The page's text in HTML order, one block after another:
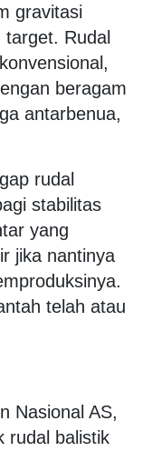
gravitasi
target. Rudal
beragam
antarbenua,
rudal
stabilitas
yang
jika nantinya
telah atau
Nasional AS,
rudal balistik